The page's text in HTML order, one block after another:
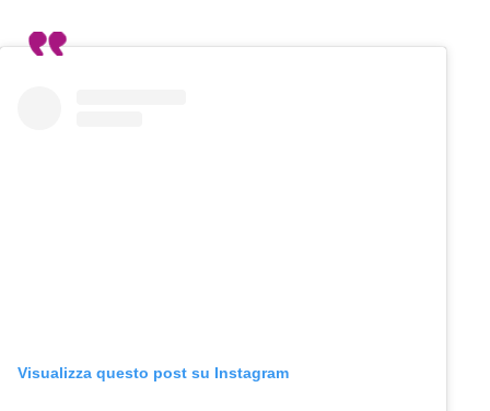
Visualizza questo post su Instagram